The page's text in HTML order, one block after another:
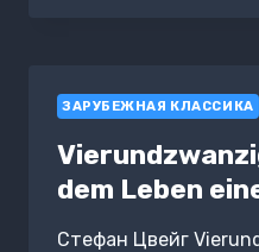
ЗАРУБЕЖНАЯ КЛАССИКА
dem Leben
Стефан Цвейг